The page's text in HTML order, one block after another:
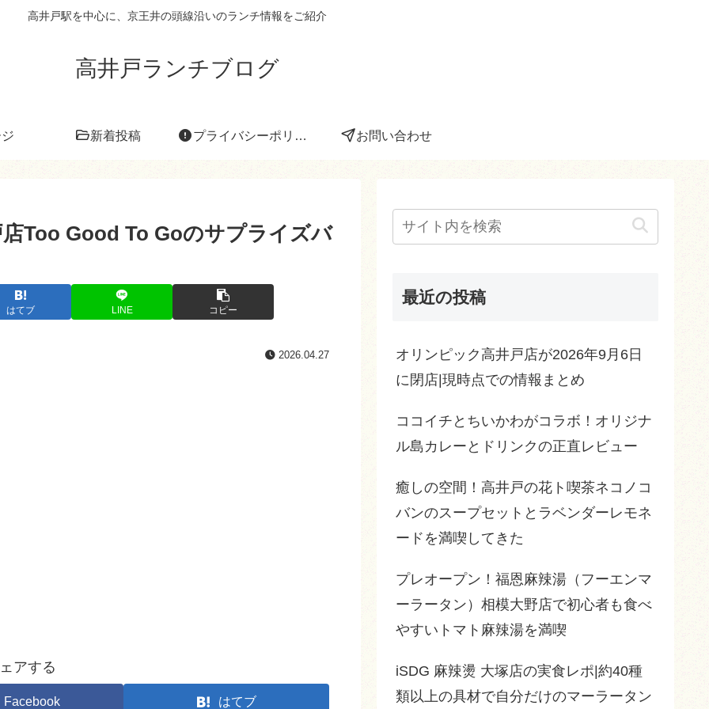
高井戸駅を中心に、京王井の頭線沿いのランチ情報をご紹介
高井戸ランチブログ
新着投稿 プライバシーポリシー お問い合わせ
Too Good To Goのサプライズバ
はてブ LINE コピー
2026.04.27
アする
Facebook はてブ
最近の投稿
オリンピック高井戸店が2026年9月6日
に閉店|現時点での情報まとめ
ココイチとちいかわがコラボ！オリジナ
ル島カレーとドリンクの正直レビュー
癒しの空間！高井戸の花ト喫茶ネコノコ
バンのスープセットとラベンダーレモネ
ードを満喫してきた
プレオープン！福恩麻辣湯（フーエンマ
ーラータン）相模大野店で初心者も食べ
やすいトマト麻辣湯を満喫
iSDG 麻辣燙 大塚店の実食レポ|約40種
類以上の具材で自分だけのマーラータン